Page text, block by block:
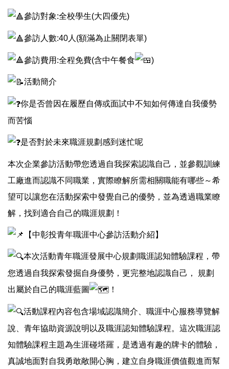
參訪對象:全校學生(大四優先)
參訪人數:40人(額滿為止關閉表單)
參訪費用:全程免費(含中午餐食 )
活動簡介
你是否曾因在履歷自傳或面試中不知如何傳達自我優勢
而苦惱
是否對於未來職涯規劃感到迷忙呢
本次企業參訪活動帶您透過自我探索認識自己，並參觀訓練
工廠進而認識不同職業，實際瞭解所需相關職能有哪些～希
望可以讓您在活動探索中發覺自己的優勢，並為透過職業瞭
解，找到適合自己的職涯規劃！
【中彰投青年職涯中心參訪活動介紹】
本次活動青年職涯發展中心規劃職涯認知體驗課程，帶
您透過自我探索發掘自身優勢，更完整地認識自己， 規劃
出屬於自己的職涯藍圖
！
活動課程內容包含場域認識簡介、職涯中心服務導覽解
說、青年協助資源說明以及職涯認知體驗課程。這次職涯認
知體驗課程主題為生涯碰塔羅，是透過有趣的牌卡的體驗，
真誠地面對自我勇敢敞開心胸，建立自身職涯價值觀進而幫